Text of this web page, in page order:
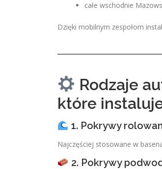
całe wschodnie
Dzięki mobilnym zespołom
Rodzaje
które
1. Pokrywy
Najczęściej stosowane w
2. Pokrywy